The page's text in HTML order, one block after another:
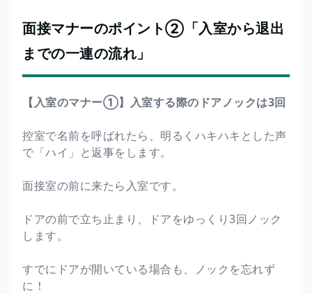
面接マナーのポイント②「入室から退出
までの一連の流れ」
【入室のマナー①】入室する際のドアノックは3回
控室で名前を呼ばれたら、明るくハキハキとした声
で「ハイ」と返事をします。
面接室の前に来たら入室です。
ドアの前で立ち止まり、ドアをゆっくり3回ノック
します。
すでにドアが開いている場合も、ノックを忘れず
に！